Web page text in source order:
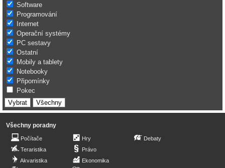
Software
Programování
Internet
Operační systémy
PC sestavy
Ostatní
Mobily a tablety
Notebooky
Připomínky
Pokec
Všechny poradny
Počítače
Teraristika
Akvaristika
Hry
Právo
Ekonomika
Debaty